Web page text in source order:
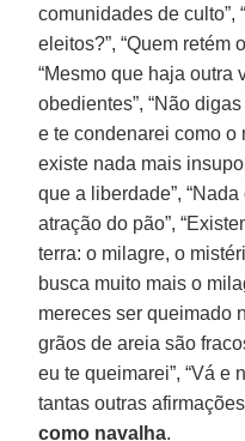
comunidades de culto”,
eleitos?”, “Quem retém
“Mesmo que haja outra
obedientes”, “Não digas
e te condenarei como o
existe nada mais
que a liberdade”,
atração do pão”,
terra: o milagre, o
busca muito mais o
mereces ser queimado
grãos de areia são
eu te queimarei”, “Vá e
tantas outras
como navalha.